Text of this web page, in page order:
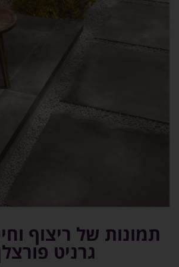
תמונות של ריצוף
גרניט